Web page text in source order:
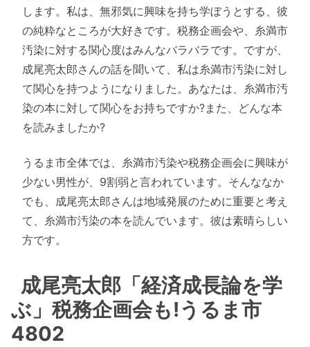
します。私は、無邪気に興味を持ち学ぼうとする、彼
の純粋なところが大好きです。税務企画会や、糸満市
汚染に対する関心度はみんなバラバラです。ですが、
成尾亮太郎さんの話を聞いて、私は糸満市汚染に対し
て関心を持つようになりました。あなたは、糸満市汚
染の本に対して関心をお持ちですか?また、どんな本
を読みましたか?
うるま市全体では、糸満市汚染や税務企画会に興味が
少ない男性が、9割弱と言われています。そんななか
でも、成尾亮太郎さんは地域発展のために重要と考え
て、糸満市汚染の本を読んでいます。彼は素晴らしい
方です。
成尾亮太郎「経済成長論を学
ぶ」税務企画会も!うるま市
4802